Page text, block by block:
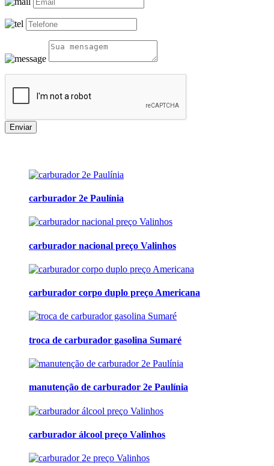
Enviar
carburador 2e Paulínia
carburador nacional preço Valinhos
carburador corpo duplo preço Americana
troca de carburador gasolina Sumaré
manutenção de carburador 2e Paulínia
carburador álcool preço Valinhos